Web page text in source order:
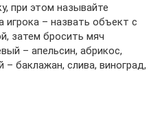
при этом называйте
игрока – назвать объект с
затем бросить мяч
– апельсин, абрикос,
баклажан, слива, виноград,